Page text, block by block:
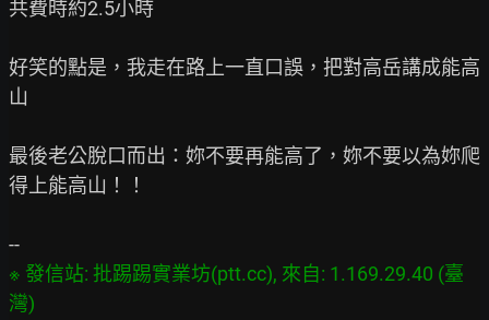
共費時約2.5小時
好笑的點是，我走在路上一直口誤，把對高岳講成能高
山
最後老公脫口而出：妳不要再能高了，妳不要以為妳爬
得上能高山！！
※ 發信站: 批踢踢實業坊(ptt.cc), 來自: 1.169.29.40 (臺
灣)